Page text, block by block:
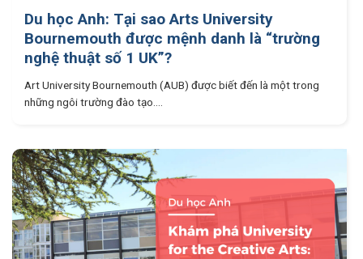
Du học Anh: Tại sao Arts University
Bournemouth được mệnh danh là “trường
nghệ thuật số 1 UK”?
Art University Bournemouth (AUB) được biết đến là một trong
những ngôi trường đào tạo....